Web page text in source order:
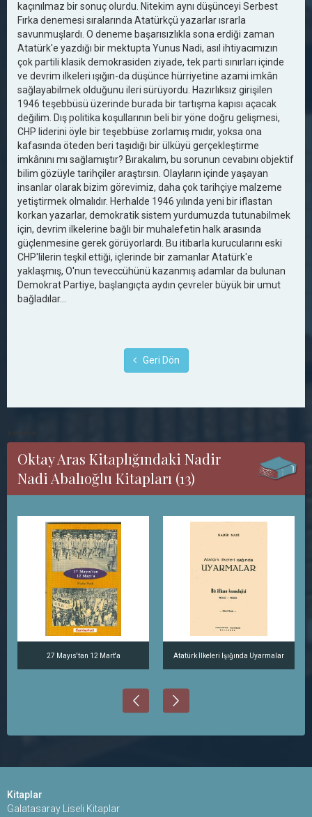
kaçınılmaz bir sonuç olurdu. Nitekim aynı düşünceyi Serbest
Fırka denemesi sıralarında Atatürkçü yazarlar ısrarla
savunmuşlardı. O deneme başarısızlıkla sona erdiği zaman
Atatürk'e yazdığı bir mektupta Yunus Nadi, asıl ihtiyacımızın
çok partili klasik demokrasiden ziyade, tek parti sınırları içinde
ve devrim ilkeleri ışığın-da düşünce hürriyetine azami imkân
sağlayabilmek olduğunu ileri sürüyordu. Hazırlıksız girişilen
1946 teşebbüsü üzerinde burada bir tartışma kapısı açacak
değilim. Dış politika koşullarının beli bir yöne doğru gelişmesi,
CHP liderini öyle bir teşebbüse zorlamış mıdır, yoksa ona
kafasında öteden beri taşıdığı bir ülküyü gerçekleştirme
imkânını mı sağlamıştır? Bırakalım, bu sorunun cevabını objektif
bilim gözüyle tarihçiler araştırsın. Olayların içinde yaşayan
insanlar olarak bizim görevimiz, daha çok tarihçiye malzeme
yetiştirmek olmalıdır. Herhalde 1946 yılında yeni bir iflastan
korkan yazarlar, demokratik sistem yurdumuzda tutunabilmek
için, devrim ilkelerine bağlı bir muhalefetin halk arasında
güçlenmesine gerek görüyorlardı. Bu itibarla kurucularını eski
CHP'lilerin teşkil ettiği, içlerinde bir zamanlar Atatürk'e
yaklaşmış, O'nun teveccühünü kazanmış adamlar da bulunan
Demokrat Partiye, başlangıçta aydın çevreler büyük bir umut
bağladılar...
Geri Dön
Oktay Aras Kitaplığındaki Nadir
Nadi Abalıoğlu Kitapları (13)
27 Mayıs'tan 12 Mart'a Atatürk İlkeleri Işığında Uyarmalar
Kitaplar
Galatasaray Liseli Kitaplar